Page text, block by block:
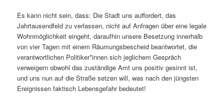
Es kann nicht sein, dass: Die Stadt uns auffordert, das
Jahrtausendfeld zu verlassen, nicht auf Anfragen über eine legale
Wohnmöglichkeit eingeht, daraufhin unsere Besetzung innerhalb
von vier Tagen mit einem Räumungsbescheid beantwortet, die
verantwortlichen Politiker*innen sich jeglichem Gespräch
verweigern obwohl das zuständige Amt uns positiv gesinnt ist,
und uns nun auf die Straße setzen will, was nach den jüngsten
Ereignissen faktisch Lebensgefahr bedeutet!